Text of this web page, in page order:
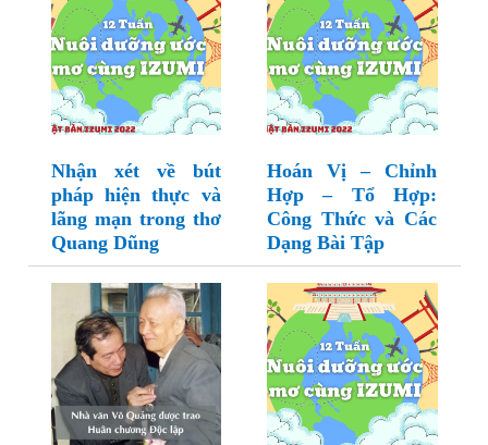
Nhận xét về bút
pháp hiện thực và
lãng mạn trong thơ
Quang Dũng
Hoán Vị – Chỉnh
Hợp – Tổ Hợp:
Công Thức và Các
Dạng Bài Tập